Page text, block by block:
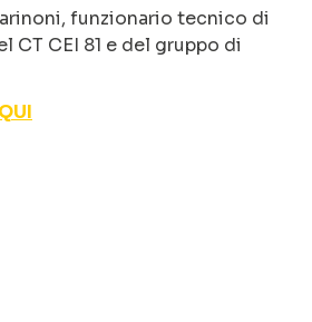
funzionario tecnico di
CT CEI 81 e del gruppo di